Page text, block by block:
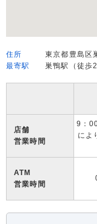
住所
東京都豊島区
最寄駅
巣鴨駅（徒歩2
店舗
営業時間
9：
によ
ATM
営業時間